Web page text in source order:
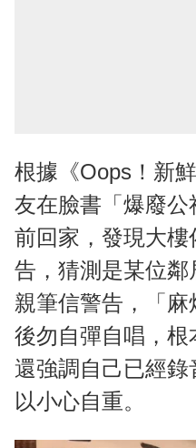
根據《Oops！新
友在臉書「爆廢公
前回家，發現大
告，猜測是某位
親筆信警告，「
後勿自彈自唱，
還強調自己已經
以小心自重。